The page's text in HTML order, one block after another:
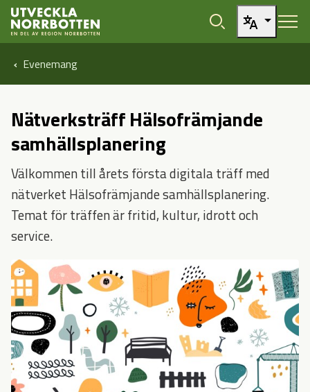
Öppna sidans huvudnavigering
Hoppa till sidans innehåll
Evenemang
Nätverksträff Hälsofrämjande
samhällsplanering
Välkommen till årets första digitala träff med
nätverket Hälsofrämjande samhällsplanering.
Temat för träffen är fritid, kultur, idrott och
service.